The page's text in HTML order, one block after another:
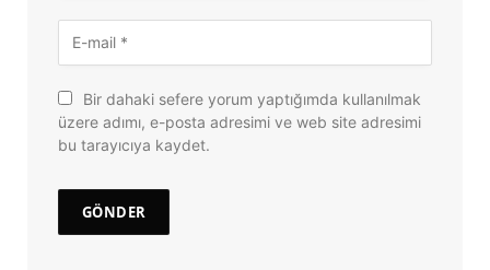
Bir dahaki sefere yorum yaptığımda kullanılmak
üzere adımı, e-posta adresimi ve web site adresimi
bu tarayıcıya kaydet.